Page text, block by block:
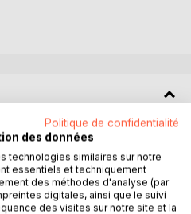
avec l'analyse de Paideia
Balzac ? Retrouvez tout ce
chef-d'œuvre de la littérature
Politique de confidentialité
des données
technologies similaires sur notre
essentiels et techniquement
des méthodes d'analyse (par
digitales, ainsi que le suivi
des visites sur notre site et la